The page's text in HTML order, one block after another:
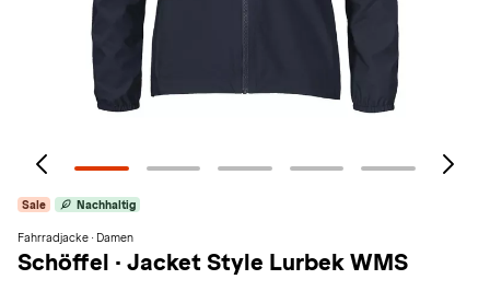
Sale Nachhaltig
Fahrradjacke · Damen
Schöffel · Jacket Style Lurbek WMS